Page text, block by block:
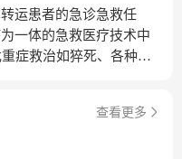
运患者的急诊急救任
一体的急救医疗技术中
症救治如猝死、各种中
诊科主任李立艳，从事内
床经验，发表论文12
查看更多